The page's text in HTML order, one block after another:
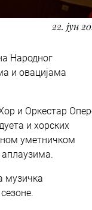
22. јун
Народног
и овацијама
и Оркестар
и хорских
уметничком
музичка